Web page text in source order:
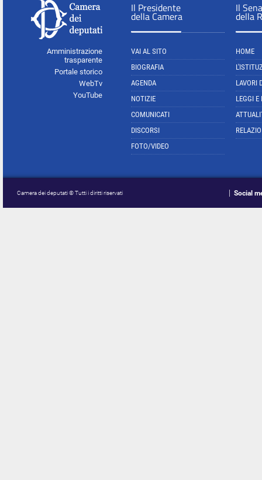
Amministrazione
trasparente
Portale storico
WebTv
YouTube
Il Presidente
della Camera
VAI AL SITO
BIOGRAFIA
AGENDA
NOTIZIE
COMUNICATI
DISCORSI
FOTO/VIDEO
Il
della
HOME
LAVORI
LEGGI E
Camera dei deputati © Tutti i diritti riservati Social